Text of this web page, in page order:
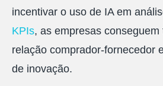
incentivar o uso de IA em
KPIs, as empresas
relação comprador-fornecedor
de inovação.